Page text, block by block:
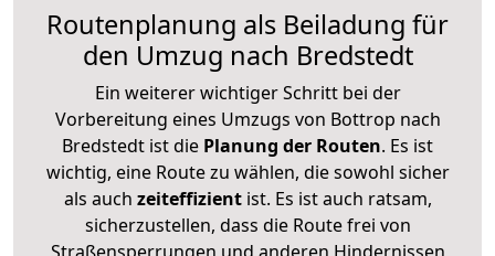
Routenplanung als Beiladung für
den Umzug nach Bredstedt
Ein weiterer wichtiger Schritt bei der
Vorbereitung eines Umzugs von Bottrop nach
Bredstedt ist die Planung der Routen. Es ist
wichtig, eine Route zu wählen, die sowohl sicher
als auch zeiteffizientist. Es ist auch ratsam,
sicherzustellen, dass die Route frei von